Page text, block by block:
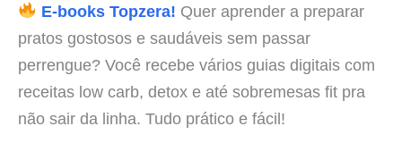
E-books Topzera! Quer aprender a preparar
pratos gostosos e saudáveis sem passar
perrengue? Você recebe vários guias digitais com
receitas low carb, detox e até sobremesas fit pra
não sair da linha. Tudo prático e fácil!